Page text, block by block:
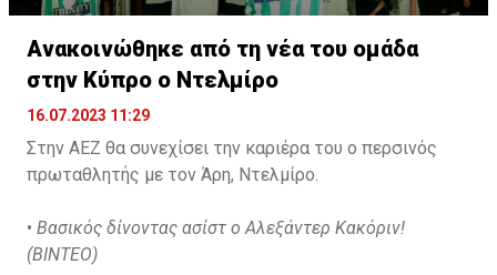
Ανακοινώθηκε από τη νέα του ομάδα
στην Κύπρο ο Ντελμίρο
16.07.2023 11:29
Στην ΑΕΖ θα συνεχίσει την καριέρα του ο περσινός
πρωταθλητής με τον Άρη, Ντελμίρο.
• Βασικός δίνοντας ασίστ ο Αλεξάντερ Κακόριν!
(ΒΙΝΤΕΟ)